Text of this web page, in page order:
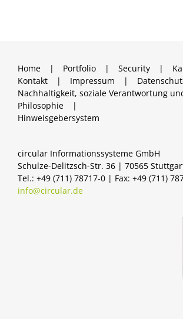
Home Portfolio Security
Kontakt
Impressum
Nachhaltigkeit, soziale Verantwortung
Philosophie
Hinweisgebersystem
circular Informationssysteme GmbH
Schulze-Delitzsch-Str. 36 | 70565
Tel.: +49 (711) 78717-0 | Fax: +49 (711)
info@circular.de